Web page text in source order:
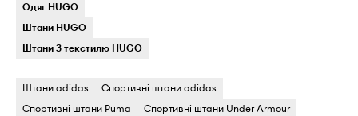
Одяг HUGO
Штани HUGO
Штани З текстилю HUGO
Штани adidas
Спортивні штани adidas
Спортивні штани Puma
Спортивні штани Under Armour